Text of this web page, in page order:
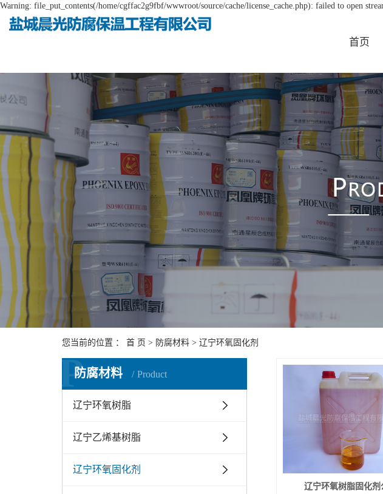
Warning: file_put_contents(/home/cgffac2g9fbf/wwwroot/source/cache/license_cache.php): failed to open
首页
您当前的位置 ： 首 页 > 防腐材料 > 辽宁环氧固化剂
防腐材料 Product
P
辽宁环氧树脂
辽宁乙烯基树脂
辽宁环氧固化剂
辽宁环氧树脂固化剂